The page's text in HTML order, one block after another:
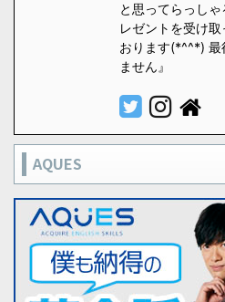
と思ってらっし
レゼントを受け
おります(*^^*) 最
ません』
AQUES